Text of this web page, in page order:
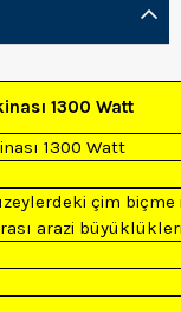
1300 Watt
1300 Watt
çim
arazi